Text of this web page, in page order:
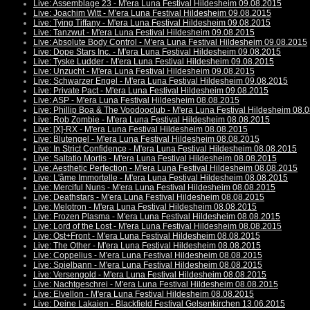
Live: Assemblage 23 - M'era Luna Festival Hildesheim 09.08.2015
Live: Joachim Witt - M'era Luna Festival Hildesheim 09.08.2015
Live: Tying Tiffany - M'era Luna Festival Hildesheim 09.08.2015
Live: Tanzwut - M'era Luna Festival Hildesheim 09.08.2015
Live: Absolute Body Control - M'era Luna Festival Hildesheim 09.08.2015
Live: Dope Stars Inc. - M'era Luna Festival Hildesheim 09.08.2015
Live: Tyske Ludder - M'era Luna Festival Hildesheim 09.08.2015
Live: Unzucht - M'era Luna Festival Hildesheim 09.08.2015
Live: Schwarzer Engel - M'era Luna Festival Hildesheim 09.08.2015
Live: Private Pact - M'era Luna Festival Hildesheim 09.08.2015
Live: ASP - M'era Luna Festival Hildesheim 08.08.2015
Live: Phillip Boa & The Voodooclub - M'era Luna Festival Hildesheim
Live: Rob Zombie - M'era Luna Festival Hildesheim 08.08.2015
Live: [X]-RX - M'era Luna Festival Hildesheim 08.08.2015
Live: Blutengel - M'era Luna Festival Hildesheim 08.08.2015
Live: In Strict Confidence - M'era Luna Festival Hildesheim 08.08.2015
Live: Saltatio Mortis - M'era Luna Festival Hildesheim 08.08.2015
Live: Aesthetic Perfection - M'era Luna Festival Hildesheim 08.08.2015
Live: L'âme Immortelle - M'era Luna Festival Hildesheim 08.08.2015
Live: Merciful Nuns - M'era Luna Festival Hildesheim 08.08.2015
Live: Deathstars - M'era Luna Festival Hildesheim 08.08.2015
Live: Melotron - M'era Luna Festival Hildesheim 08.08.2015
Live: Frozen Plasma - M'era Luna Festival Hildesheim 08.08.2015
Live: Lord of the Lost - M'era Luna Festival Hildesheim 08.08.2015
Live: Ost+Front - M'era Luna Festival Hildesheim 08.08.2015
Live: The Other - M'era Luna Festival Hildesheim 08.08.2015
Live: Coppelius - M'era Luna Festival Hildesheim 08.08.2015
Live: Spielbann - M'era Luna Festival Hildesheim 08.08.2015
Live: Versengold - M'era Luna Festival Hildesheim 08.08.2015
Live: Nachtgeschrei - M'era Luna Festival Hildesheim 08.08.2015
Live: Elvellon - M'era Luna Festival Hildesheim 08.08.2015
Live: Deine Lakaien - Blackfield Festival Gelsenkirchen 13.06.2015